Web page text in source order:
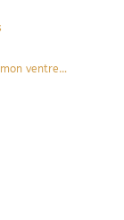
ventre…